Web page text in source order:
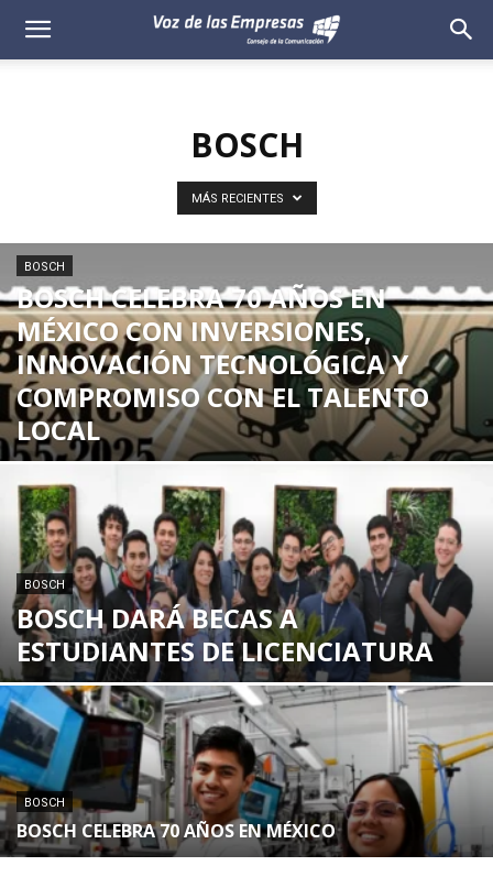
Voz
BOSCH
MÁS RECIENTES
BOSCH
BOSCH CELEBRA 70 AÑOS EN
MÉXICO CON INVERSIONES,
INNOVACIÓN TECNOLÓGICA Y
COMPROMISO CON EL TALENTO
LOCAL
BOSCH
BOSCH DARÁ BECAS A
ESTUDIANTES DE LICENCIATURA
BOSCH
BOSCH CELEBRA 70 AÑOS EN MÉXICO